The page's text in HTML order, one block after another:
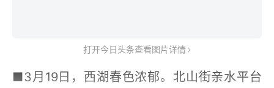
打开今日头条查看图片详情
■3月19日，西湖春色浓郁。北山街亲水平台